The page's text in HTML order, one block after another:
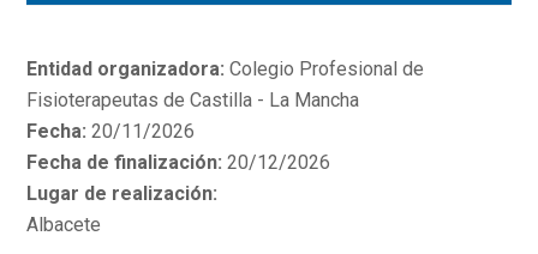
Entidad organizadora: Colegio Profesional de
Fisioterapeutas de Castilla - La Mancha
Fecha: 20/11/2026
Fecha de finalización: 20/12/2026
Lugar de realización:
Albacete